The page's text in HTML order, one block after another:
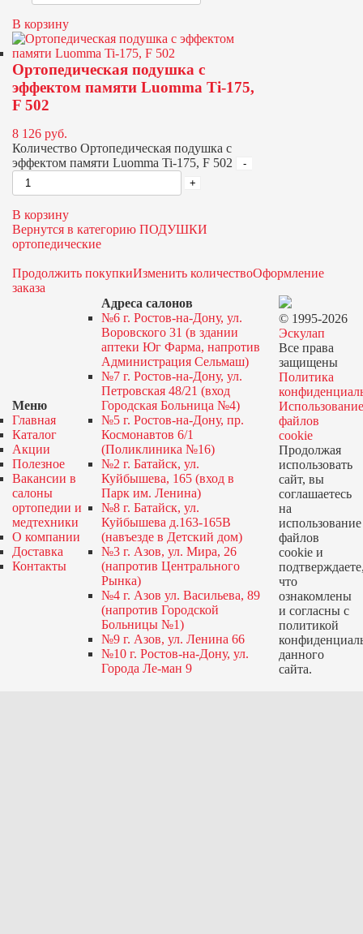
В корзину
Ортопедическая подушка с
эффектом памяти Luomma Ti-175,
F 502
8 126 руб.
Количество Ортопедическая подушка с
эффектом памяти Luomma Ti-175, F 502
В корзину
Вернутся в категорию ПОДУШКИ
ортопедические
Продолжить покупкиИзменить количествоОформление
заказа
Меню
Главная
Каталог
Акции
Полезное
Вакансии в
салоны
ортопедии и
медтехники
О компании
Доставка
Контакты
Адреса салонов
№6 г. Ростов-на-Дону, ул.
Воровского 31 (в здании
аптеки Юг Фарма, напротив
Администрация Сельмаш)
№7 г. Ростов-на-Дону, ул.
Петровская 48/21 (вход
Городская Больница №4)
№5 г. Ростов-на-Дону, пр.
Космонавтов 6/1
(Поликлиника №16)
№2 г. Батайск, ул.
Куйбышева, 165 (вход в
Парк им. Ленина)
№8 г. Батайск, ул.
Куйбышева д.163-165В
(навъезде в Детский дом)
№3 г. Азов, ул. Мира, 26
(напротив Центрального
Рынка)
№4 г. Азов ул. Васильева, 89
(напротив Городской
Больницы №1)
№9 г. Азов, ул. Ленина 66
№10 г. Ростов-на-Дону, ул.
Города Ле-ман 9
© 1995-2026
Эскулап
Все права
защищены
Политика
Использование
файлов
cookie
Продолжая
использовать
сайт, вы
соглашаетесь
на
использование
файлов
cookie и
что
ознакомлены
и согласны с
политикой
данного
сайта.